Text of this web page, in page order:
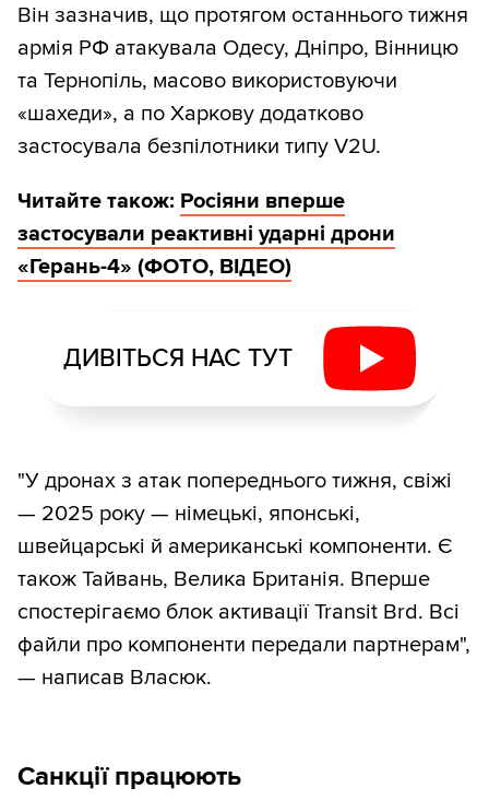
Він зазначив, що протягом останнього тижня
армія РФ атакувала Одесу, Дніпро, Вінницю
та Тернопіль, масово використовуючи
«шахеди», а по Харкову додатково
застосувала безпілотники типу V2U.
Читайте також: Росіяни вперше
застосували реактивні ударні дрони
«Герань-4» (ФОТО, ВІДЕО)
ДИВІТЬСЯ НАС ТУТ
"У дронах з атак попереднього тижня, свіжі
— 2025 року — німецькі, японські,
швейцарські й американські компоненти. Є
також Тайвань, Велика Британія. Вперше
спостерігаємо блок активації Transit Brd. Всі
файли про компоненти передали партнерам",
— написав Власюк.
Санкції працюють